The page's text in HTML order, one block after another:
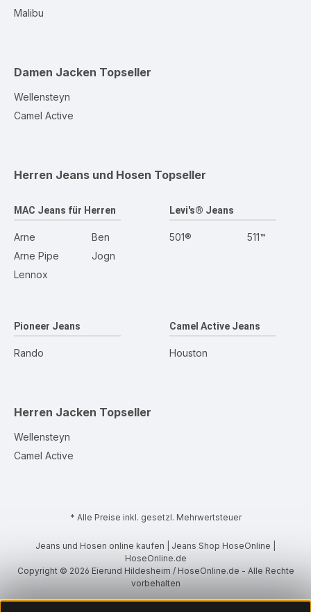
Malibu
Damen Jacken Topseller
Wellensteyn
Camel Active
Herren Jeans und Hosen Topseller
MAC Jeans für Herren
Arne
Arne Pipe
Lennox
Ben
Jogn
Levi's® Jeans
501® 511™
Pioneer Jeans
Rando
Camel Active Jeans
Houston
Herren Jacken Topseller
Wellensteyn
Camel Active
* Alle Preise inkl. gesetzl. Mehrwertsteuer
Jeans und Hosen online kaufen | Jeans Shop HoseOnline |
HoseOnline.de
Copyright © 2026 Eierund Hildesheim / HoseOnline.de - Alle Rechte
vorbehalten